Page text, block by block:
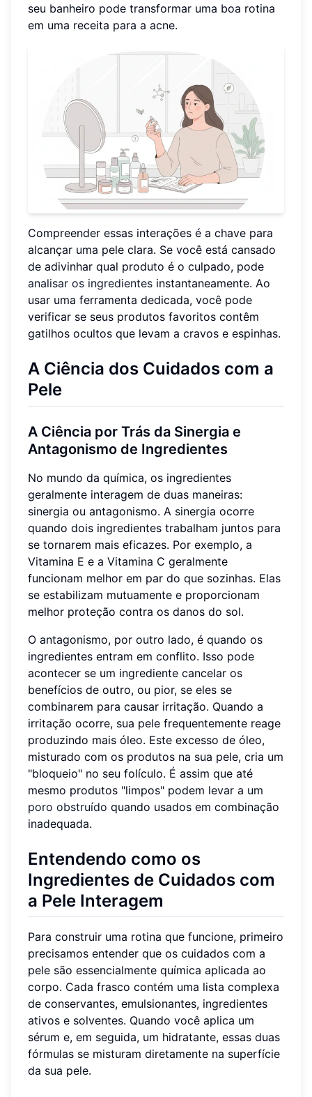
seu banheiro pode transformar uma boa rotina
em uma receita para a acne.
Compreender essas interações é a chave para
alcançar uma pele clara. Se você está cansado
de adivinhar qual produto é o culpado, pode
analisar os ingredientes instantaneamente. Ao
usar uma ferramenta dedicada, você pode
verificar se seus produtos favoritos contêm
gatilhos ocultos que levam a cravos e espinhas.
A Ciência dos Cuidados com a
Pele
A Ciência por Trás da Sinergia e
Antagonismo de Ingredientes
No mundo da química, os ingredientes
geralmente interagem de duas maneiras:
sinergia ou antagonismo. A sinergia ocorre
quando dois ingredientes trabalham juntos para
se tornarem mais eficazes. Por exemplo, a
Vitamina E e a Vitamina C geralmente
funcionam melhor em par do que sozinhas. Elas
se estabilizam mutuamente e proporcionam
melhor proteção contra os danos do sol.
O antagonismo, por outro lado, é quando os
ingredientes entram em conflito. Isso pode
acontecer se um ingrediente cancelar os
benefícios de outro, ou pior, se eles se
combinarem para causar irritação. Quando a
irritação ocorre, sua pele frequentemente reage
produzindo mais óleo. Este excesso de óleo,
misturado com os produtos na sua pele, cria um
"bloqueio" no seu folículo. É assim que até
mesmo produtos "limpos" podem levar a um
poro obstruído quando usados em combinação
inadequada.
Entendendo como os
Ingredientes de Cuidados com
a Pele Interagem
Para construir uma rotina que funcione, primeiro
precisamos entender que os cuidados com a
pele são essencialmente química aplicada ao
corpo. Cada frasco contém uma lista complexa
de conservantes, emulsionantes, ingredientes
ativos e solventes. Quando você aplica um
sérum e, em seguida, um hidratante, essas duas
fórmulas se misturam diretamente na superfície
da sua pele.